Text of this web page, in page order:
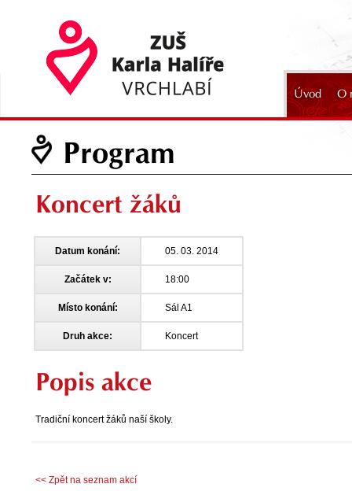
Úvod O
Program
Koncert žáků
Datum konání: 05. 03. 2014
Začátek v: 18:00
Místo konání: Sál A1
Druh akce: Koncert
Popis akce
Tradiční koncert žáků naší školy.
<< Zpět na seznam akcí